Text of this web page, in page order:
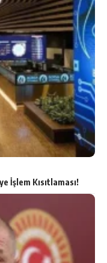
İşlem Kısıtlaması!